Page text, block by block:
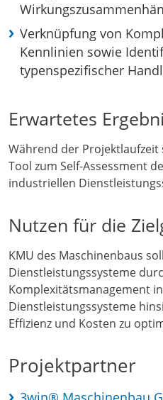
Verknüpfung von
Kennlinien sowie
typenspezifischer
Erwartetes
Während der Projektlaufzeit
Tool zum Self-Assessment
industriellen
Nutzen für die
KMU des Maschinenbaus
Dienstleistungssysteme
Komplexitätsmanagement
Dienstleistungssysteme
Effizienz und Kosten zu
Projektpartner